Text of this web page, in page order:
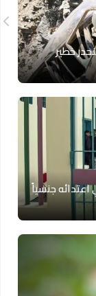
خطير
جنسياً